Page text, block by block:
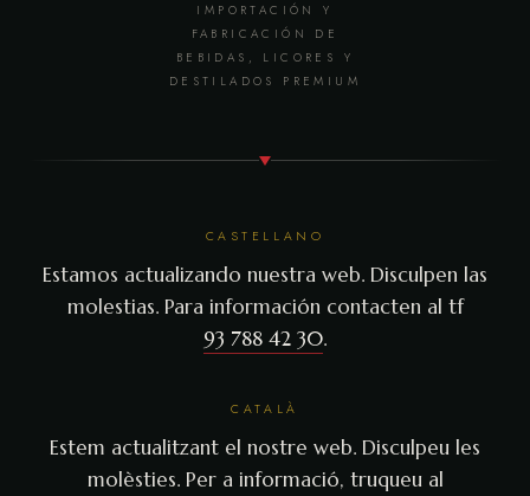
IMPORTACIÓN Y
FABRICACIÓN DE
BEBIDAS, LICORES Y
DESTILADOS PREMIUM
CASTELLANO
Estamos actualizando nuestra web. Disculpen las
molestias. Para información contacten al tf
93 788 42 30.
CATALÀ
Estem actualitzant el nostre web. Disculpeu les
molèsties. Per a informació, truqueu al